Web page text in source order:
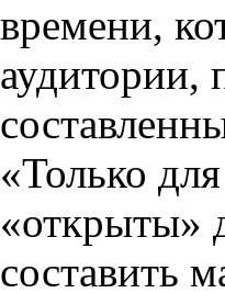
времени,
аудитории,
«Только
«открыты»
составить